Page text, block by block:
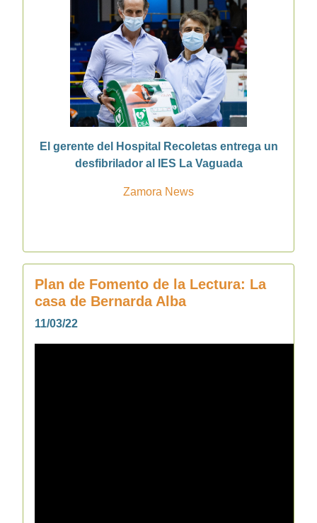
El gerente del Hospital Recoletas entrega un
desfibrilador al IES La Vaguada
Zamora News
Plan de Fomento de la Lectura: La
casa de Bernarda Alba
11/03/22